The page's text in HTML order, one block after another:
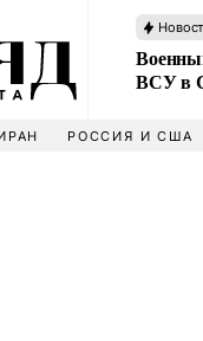
ВСУ в
РОССИЯ И США